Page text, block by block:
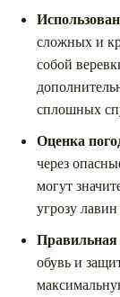
сложных и
собой
сплошных
Оценка
через
могут
угрозу
обувь и